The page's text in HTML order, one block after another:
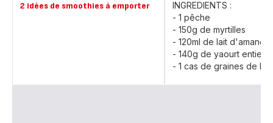
2 idées de smoothies à emporter
INGREDIENTS :
- 1 pêche
- 150g de myrtilles
- 120ml de lait d'amande
- 140g de yaourt entier
- 1 cas de graines de lin